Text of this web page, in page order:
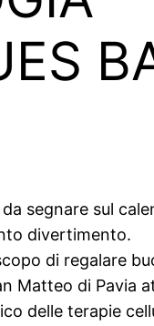
segnare sul
divertimento.
di regalare
Matteo di Pavia
delle terapie